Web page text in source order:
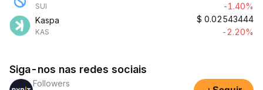
SUI
-1.40%
Kaspa
KAS
$ 0.02543444
-2.20%
Siga-nos nas redes sociais
Followers